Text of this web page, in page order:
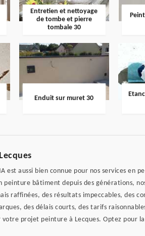
Entretien et nettoyage
de tombe et pierre
tombale 30
Enduit sur muret 30
aussi bien connue pour nos services en
peinture bâtiment depuis des générations,
raffinées, des résultats impeccables, des
des délais courts, des tarifs
projet peinture à Lecques. Optez pour